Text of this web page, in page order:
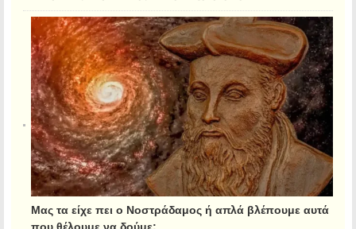
Μας τα είχε πει ο Νοστράδαμος ή απλά βλέπουμε αυτά
που θέλουμε να δούμε;